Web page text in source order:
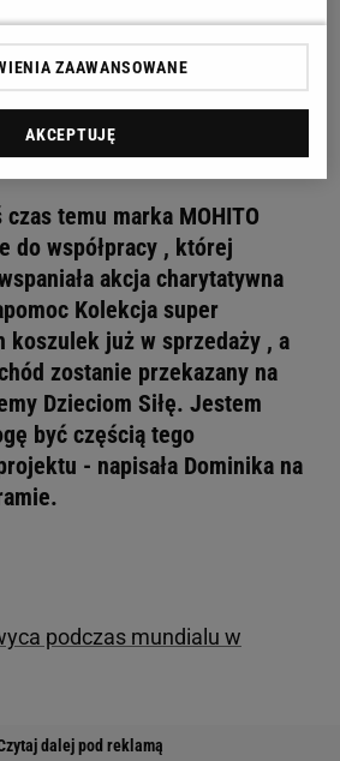
mundialu, Dominika
Mohito stworzyła kolekcję
część dochodu ze sprzedaży
na cele charytatywne.
temu marka MOHITO
do współpracy , której
akcja charytatywna
Kolekcja super
koszulek już w sprzedaży , a
zostanie przekazany na
Dzieciom Siłę. Jestem
być częścią tego
- napisała Dominika na
podczas mundialu w
ZAAWANSOWANE
AKCEPTUJĘ